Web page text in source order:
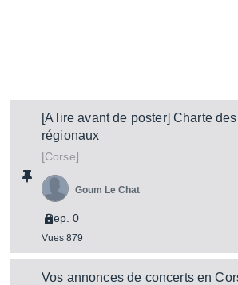
[A lire avant de poster] Charte
régionaux
[Corse]
Rep. 0
Vues 879
Goum Le Chat
Vos annonces de concerts en